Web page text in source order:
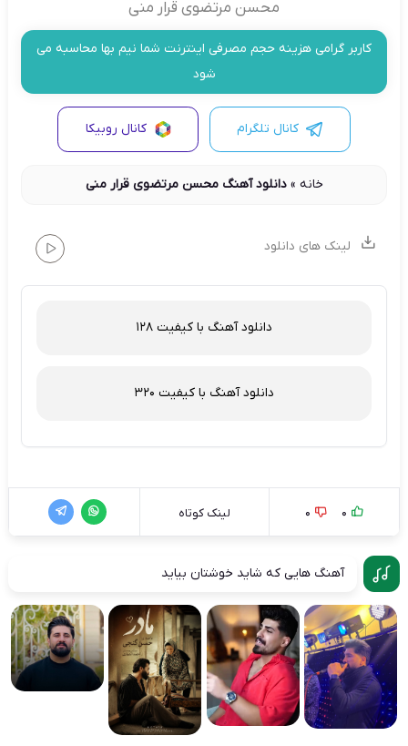
محسن مرتضوی قرار منی
کاربر گرامی هزینه حجم مصرفی اینترنت شما نیم بها محاسبه می
شود
کانال تلگرام کانال روبیکا
خانه »دانلود آهنگ محسن مرتضوی قرار منی
لینک های دانلود
دانلود آهنگ با کیفیت 128
دانلود آهنگ با کیفیت 320
0
0 لینک کوتاه
آهنگ هایی که شاید خوشتان بیاید